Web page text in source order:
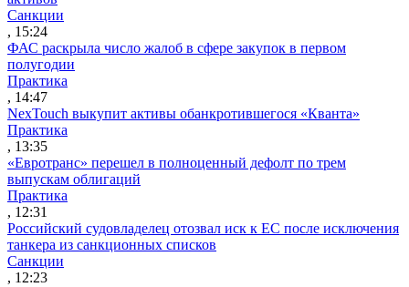
Санкции
, 15:24
ФАС раскрыла число жалоб в сфере закупок в первом
полугодии
Практика
, 14:47
NexTouch выкупит активы обанкротившегося «Кванта»
Практика
, 13:35
«Евротранс» перешел в полноценный дефолт по трем
выпускам облигаций
Практика
, 12:31
Российский судовладелец отозвал иск к ЕС после исключения
танкера из санкционных списков
Санкции
, 12:23